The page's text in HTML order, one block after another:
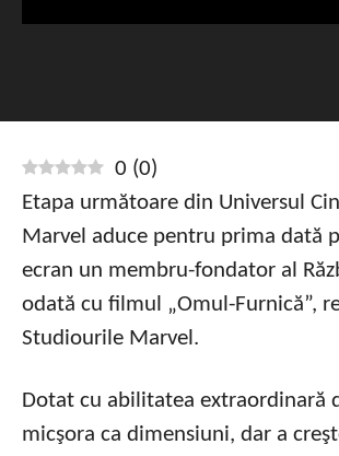
0 (0)
Etapa următoare din Universul
Marvel aduce pentru prima dată
ecran un membru-fondator al
odată cu filmul „Omul-Furnică”,
Studiourile Marvel.
Dotat cu abilitatea extraordinară
micşora ca dimensiuni, dar a